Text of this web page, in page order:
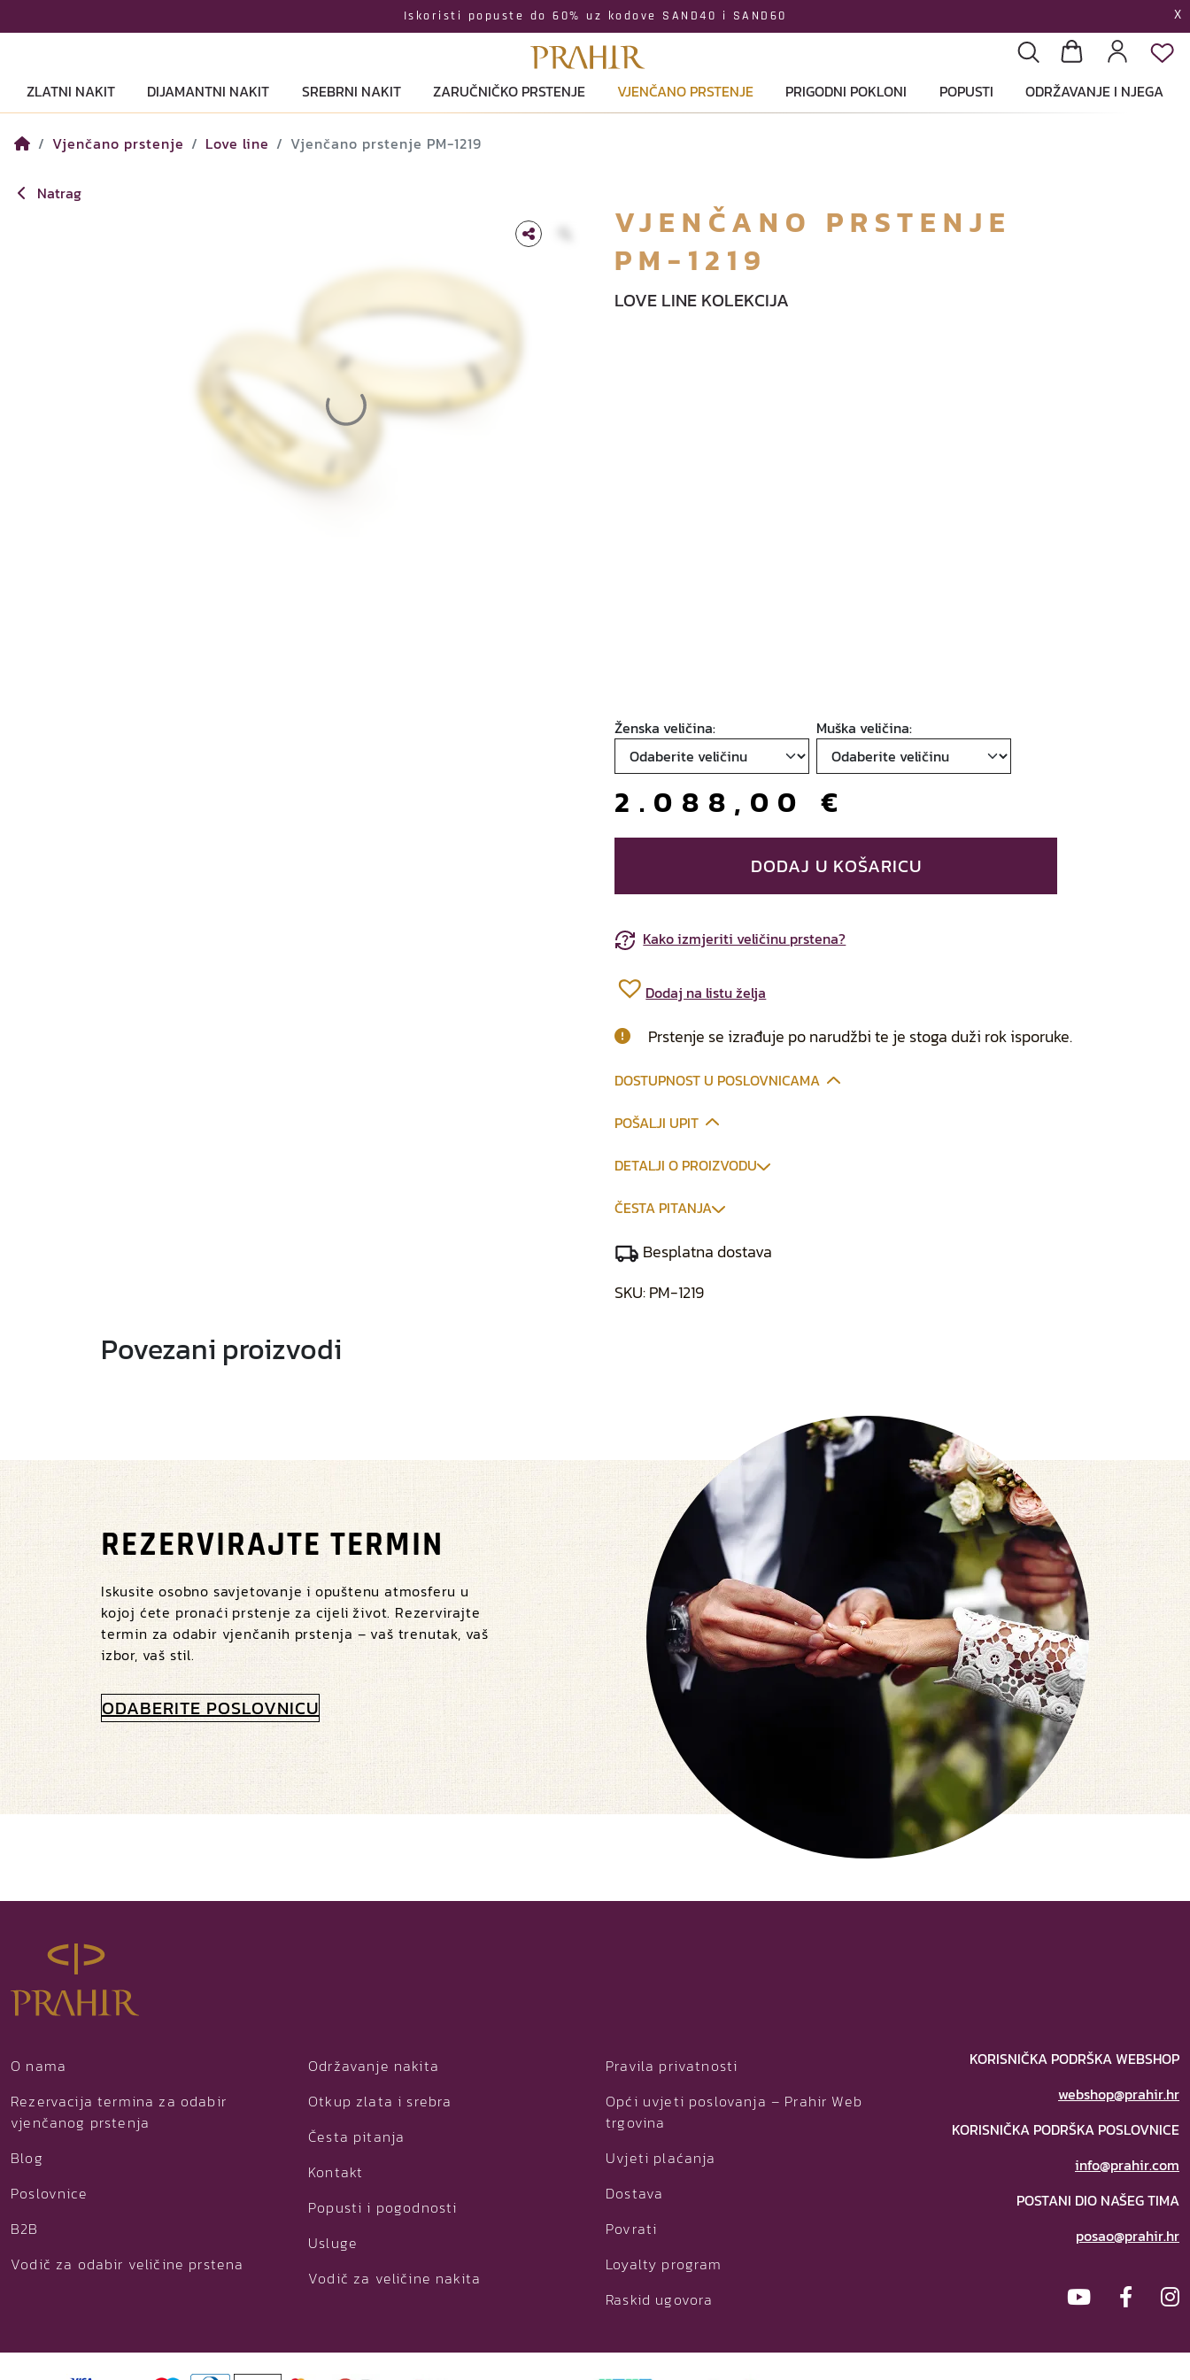
Iskoristi popuste do 60% uz kodove SAND40 i SAND60 X
ZLATNI NAKIT
DIJAMANTNI NAKIT SREBRNI NAKIT ZARUČNIČKO PRSTENJE VJENČANO PRSTENJE PRIGODNI POKLONI POPUSTI ODRŽAVANJE I NJEGA
Vjenčano prstenje Love line Vjenčano prstenje PM-1219
Natrag
VJENČANO PRSTENJE
PM-1219
LOVE LINE KOLEKCIJA
Ženska veličina: Muška veličina:
2.088,00€
DODAJ U KOŠARICU
Kako izmjeriti veličinu prstena?
Dodaj na listu želja
Prstenje se izrađuje po narudžbi te je stoga duži rok isporuke.
DOSTUPNOST U POSLOVNICAMA
POŠALJI UPIT
DETALJI O PROIZVODU
ČESTA PITANJA
Besplatna dostava
SKU:PM-1219
Povezani proizvodi
REZERVIRAJTE TERMIN
Iskusite osobno savjetovanje i opuštenu atmosferu u
kojoj ćete pronaći prstenje za cijeli život. Rezervirajte
termin za odabir vjenčanih prstenja – vaš trenutak, vaš
izbor, vaš stil.
ODABERITE POSLOVNICU
O nama
Rezervacija termina za odabir
vjenčanog prstenja
Blog
Poslovnice
B2B
Vodič za odabir veličine prstena
Održavanje nakita
Otkup zlata i srebra
Česta pitanja
Kontakt
Popusti i pogodnosti
Usluge
Vodič za veličine nakita
Pravila privatnosti
Opći uvjeti poslovanja – Prahir Web
trgovina
Uvjeti plaćanja
Dostava
Povrati
Loyalty program
Raskid ugovora
KORISNIČKA PODRŠKA WEBSHOP
webshop@prahir.hr
KORISNIČKA PODRŠKA POSLOVNICE
info@prahir.com
POSTANI DIO NAŠEG TIMA
posao@prahir.hr